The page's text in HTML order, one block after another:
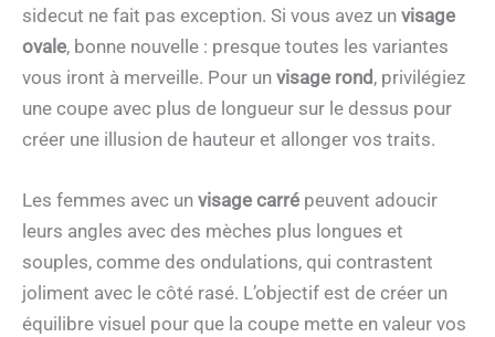
sidecut ne fait pas exception. Si vous avez un visage
ovale, bonne nouvelle : presque toutes les variantes
vous iront à merveille. Pour un visage rond , privilégiez
une coupe avec plus de longueur sur le dessus pour
créer une illusion de hauteur et allonger vos traits.
Les femmes avec un visage carré peuvent adoucir
leurs angles avec des mèches plus longues et
souples, comme des ondulations, qui contrastent
joliment avec le côté rasé. L’objectif est de créer un
équilibre visuel pour que la coupe mette en valeur vos